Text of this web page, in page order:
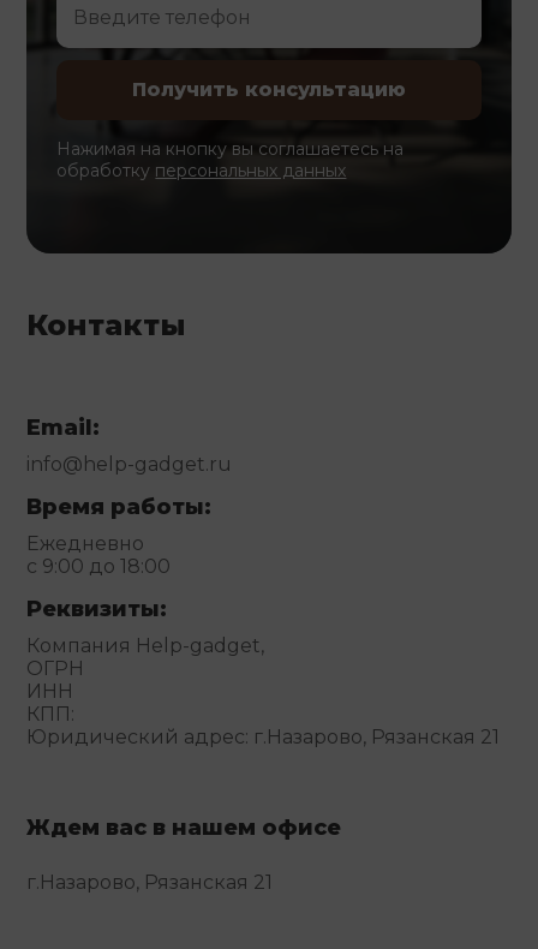
Нажимая на кнопку вы соглашаетесь на
обработку персональных данных
Контакты
Email:
info@help-gadget.ru
Время работы:
Ежедневно
с 9:00 до 18:00
Реквизиты:
Компания Help-gadget,
ОГРН
ИНН
КПП:
Юридический адрес: г.Назарово, Рязанская 21
Ждем вас в нашем офисе
г.Назарово, Рязанская 21